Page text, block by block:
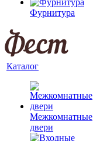
Фурнитура
Каталог
Межкомнатные
двери